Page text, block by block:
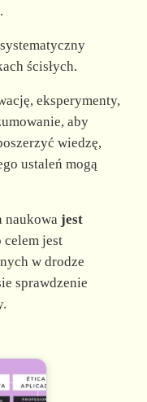
ścisłych.
eksperymenty,
aby
wiedzę,
ustaleń mogą
naukowa jest
jest
w drodze
sprawdzenie